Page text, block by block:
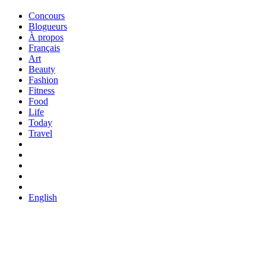
Concours
Blogueurs
À propos
Français
Art
Beauty
Fashion
Fitness
Food
Life
Today
Travel
English